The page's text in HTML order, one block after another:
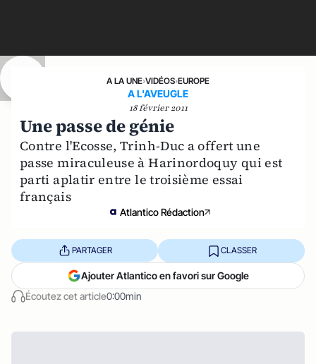
A LA UNE›VIDÉOS›EUROPE
A L'AVEUGLE
18 février 2011
Une passe de génie
Contre l'Ecosse, Trinh-Duc a offert une
passe miraculeuse à Harinordoquy qui est
parti aplatir entre le troisième essai
français
Atlantico Rédaction
Écoutez cet article0:00min
PARTAGER CLASSER
Ajouter Atlantico en favori sur Google